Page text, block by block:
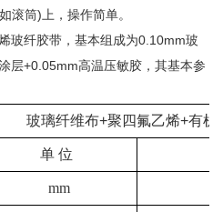
如滚筒) 上，操作简单。
玻纤胶带，基本组成为0.10mm玻
层+0.05mm高温压敏胶，其基本参
玻璃纤维布+聚四氟乙烯+有机
单 位
mm